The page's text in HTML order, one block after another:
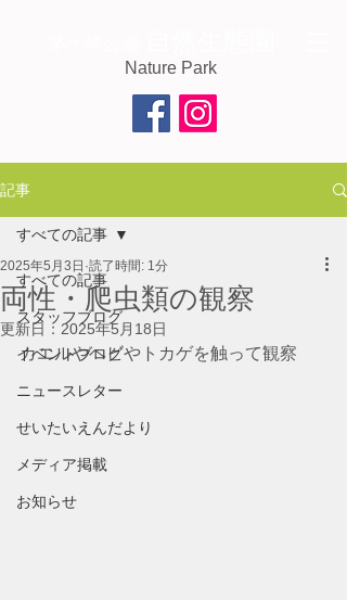
Nature Park
記事
すべての記事
スタッフブログ
イベントブログ
ニュースレター
せいたいえんだより
メディア掲載
お知らせ
すべての記事
両性・爬虫類の観察
2025年5月3日 読了時間: 1分
更新日： 2025年5月18日
カエルやヘビやトカゲを触って観察